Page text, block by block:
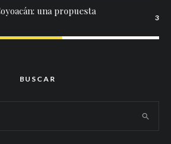
una propuesta
3
BUSCAR